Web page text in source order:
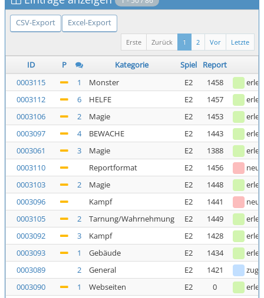
CSV-Export Excel-Export
Letzte
Vor
2
1
Zurück
Erste
ID P Kategorie Spiel
Report
0003115
1 Monster E2 1458
0003112
6 HELFE E2 1457
0003106
2 Magie E2 1453
0003097
4 BEWACHE E2 1443
0003061
3 Magie E2 1388
0003110
Reportformat E2 1456
neu
0003103
2 Magie E2 1448
0003096
Kampf E2 1441
neu
0003105
2 Tarnung/Wahrnehmung E2 1449
0003092
3 Kampf E2 1428
0003093
1 Gebäude E2 1434
0003089
2 General E2 1421
0003090
1 Webseiten E2 0